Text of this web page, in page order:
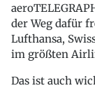
der Weg dafür
Lufthansa,
im größten
Das ist auch